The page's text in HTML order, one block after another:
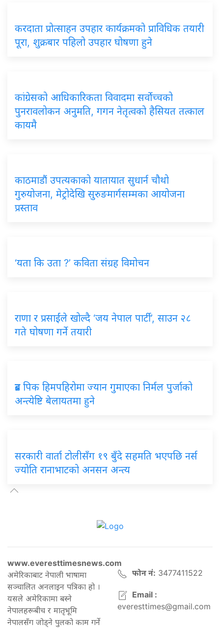
करदाता प्रोत्साहन उपहार कार्यक्रमको प्राविधिक तयारी
पूरा, शुक्रबार पहिलो उपहार घोषणा हुने
कांग्रेसको आधिकारिकता विवादमा सर्वोच्चको
पुनरावलोकन अनुमति, गगन नेतृत्वको हैसियत तत्काल
कायमै
काठमाडौं उपत्यकाको यातायात सुधार्न चौथो
गुरुयोजना, मेट्रोदेखि सुरुङमार्गसम्मका आयोजना
प्रस्ताव
‘यता कि उता ?’ कविता संग्रह विमोचन
राणा र प्रसाईंले खोल्दै ‘जय नेपाल पार्टी’, साउन २८
गते घोषणा गर्ने तयारी
ब्रड पिक हिमपहिरोमा ज्यान गुमाएका निर्मल पुर्जाको
अन्त्येष्टि बेलायतमा हुने
सरकारी वार्ता टोलीसँग १९ बुँदे सहमति भएपछि नर्स
ज्योति रानाभाटको अनसन अन्त्य
www.everesttimesnews.com
अमेरिकाबाट नेपाली भाषामा
सञ्चालित अनलाइन पत्रिका हो ।
यसले अमेरिकामा बस्ने
नेपालहरूबीच र मातृभूमि
नेपालसँग जोड्ने पुलको काम गर्ने
फोन नं: 3477411522
Email :
everesttimes@gmail.com